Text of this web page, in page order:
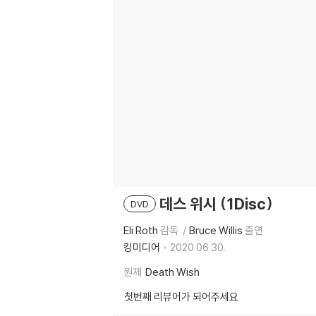
DVD 데스 위시 (1Disc)
Eli Roth 감독 Bruce Willis 출연
킹미디어
2020.06.30.
원제 Death Wish
첫번째 리뷰어가 되어주세요